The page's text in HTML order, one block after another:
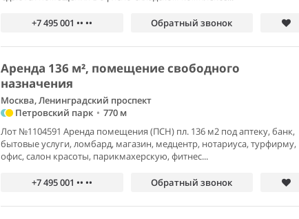
+7 495 001 •• •• Обратный звонок
Аренда 136 м², помещение свободного
назначения
Москва, Ленинградский проспект
Петровский парк • 770 м
Лот №1104591 Аренда помещения (ПСН) пл. 136 м2 под аптеку, банк,
бытовые услуги, ломбард, магазин, медцентр, нотариуса, турфирму,
офис, салон красоты, парикмахерскую, фитнес...
+7 495 001 •• •• Обратный звонок